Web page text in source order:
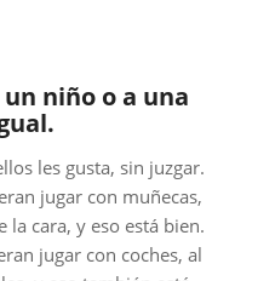
niño o a una
les gusta, sin juzgar.
jugar con muñecas,
cara, y eso está bien.
jugar con coches, al